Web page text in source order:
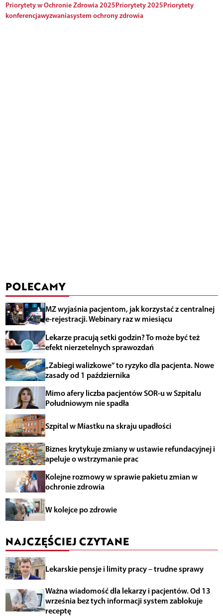
Priorytety w Ochronie Zdrowia 2025Priorytety 2025Priorytety
konferencjawyzwaniasystem ochrony zdrowia
POLECAMY
MZ wyjaśnia pacjentom, jak korzystać z centralnej
e-rejestracji. Webinary raz w miesiącu
Lekarze pracują setki godzin? To może być też
efekt nierzetelnych sprawozdań
„Zabiegi walizkowe” to ryzyko dla pacjenta. Nowe
zasady od 1 października
Mimo afery liczba pacjentów SOR-u w Szpitalu
Południowym nie spadła
Szpital w Miastku na skraju upadłości
Biznes krytykuje zmiany w ustawie refundacyjnej i
apeluje o wstrzymanie prac
Kolejne rozmowy w sprawie pakietu zmian w
ochronie zdrowia
W kolejce po zdrowie
NAJCZĘŚCIEJ CZYTANE
Lekarskie pensje i limity pracy – trudne sprawy
Ważna wiadomość dla lekarzy i pacjentów. Od 13
września bez tych informacji system zablokuje
receptę